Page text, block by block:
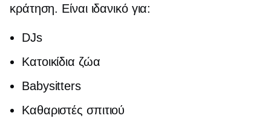
κράτηση. Είναι ιδανικό για:
DJs
Κατοικίδια ζώα
Babysitters
Καθαριστές σπιτιού